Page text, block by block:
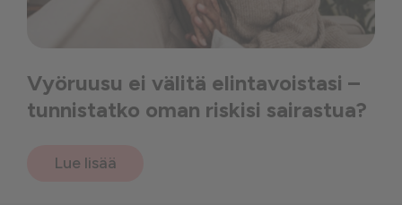
Vyöruusu ei välitä elintavoistasi –
tunnistatko oman riskisi sairastua?
Lue lisää